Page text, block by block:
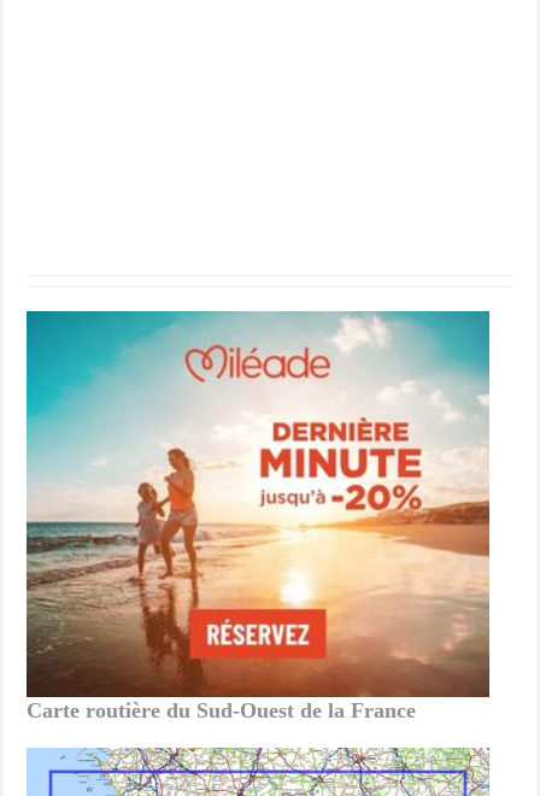
Carte routière du Sud-Ouest de la France